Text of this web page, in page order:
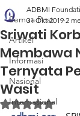
Semua Post
Artikel
Informasi
Nasional
Internasional
Sriwati
Membawa
Ternyata
Wasit
ADBMI
31 Okt 2019 2
Dinilai NaN